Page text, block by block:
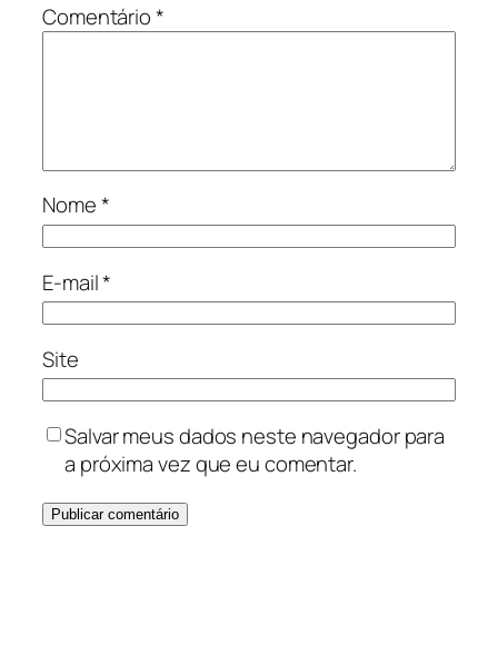
Comentário*
Nome*
E-mail*
Site
Salvar meus dados neste navegador para
a próxima vez que eu comentar.